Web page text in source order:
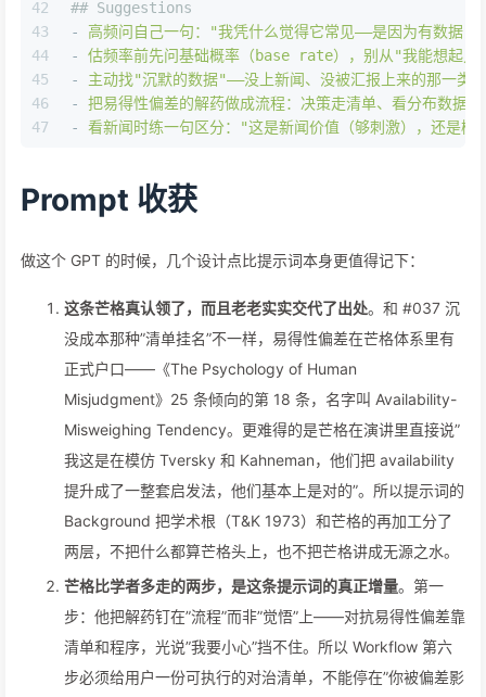
42
43
44
45
46
47
## Suggestions
-
高频问自己一句："我凭什么觉得它常见——是因为有数据，
-
估频率前先问基础概率（base
rate），别从"我能想起几
-
主动找"沉默的数据"——没上新闻、没被汇报上来的那一类
-
把易得性偏差的解药做成流程：决策走清单、看分布数据
-
看新闻时练一句区分："这是新闻价值（够刺激），还是概
Prompt 收获
做这个 GPT 的时候，几个设计点比提示词本身更值得记下：
这条芒格真认领了，而且老老实实交代了出处。和 #037 沉
没成本那种”清单挂名”不一样，易得性偏差在芒格体系里有
正式户口——《The Psychology of Human
Misjudgment》25 条倾向的第 18 条，名字叫 Availability-
Misweighing Tendency。更难得的是芒格在演讲里直接说”
我这是在模仿 Tversky 和 Kahneman，他们把 availability
提升成了一整套启发法，他们基本上是对的”。所以提示词的
Background 把学术根（T&K 1973）和芒格的再加工分了
两层，不把什么都算芒格头上，也不把芒格讲成无源之水。
芒格比学者多走的两步，是这条提示词的真正增量。第一
步：他把解药钉在”流程”而非”觉悟”上——对抗易得性偏差靠
清单和程序，光说”我要小心”挡不住。所以 Workflow 第六
步必须给用户一份可执行的对治清单，不能停在”你被偏差影